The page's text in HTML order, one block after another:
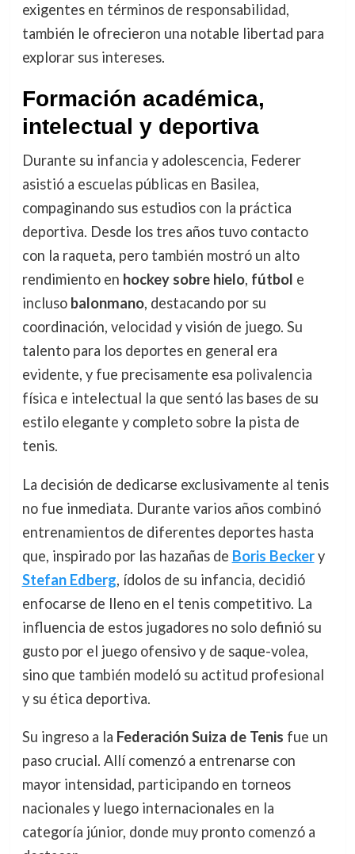
exigentes en términos de responsabilidad,
también le ofrecieron una notable libertad para
explorar sus intereses.
Formación académica,
intelectual y deportiva
Durante su infancia y adolescencia, Federer
asistió a escuelas públicas en Basilea,
compaginando sus estudios con la práctica
deportiva. Desde los tres años tuvo contacto
con la raqueta, pero también mostró un alto
rendimiento en hockey sobre hielo, fútbol e
incluso balonmano, destacando por su
coordinación, velocidad y visión de juego. Su
talento para los deportes en general era
evidente, y fue precisamente esa polivalencia
física e intelectual la que sentó las bases de su
estilo elegante y completo sobre la pista de
tenis.
La decisión de dedicarse exclusivamente al tenis
no fue inmediata. Durante varios años combinó
entrenamientos de diferentes deportes hasta
que, inspirado por las hazañas de Boris Beckery
Stefan Edberg, ídolos de su infancia, decidió
enfocarse de lleno en el tenis competitivo. La
influencia de estos jugadores no solo definió su
gusto por el juego ofensivo y de saque-volea,
sino que también modeló su actitud profesional
y su ética deportiva.
Su ingreso a la Federación Suiza de Tenis fue un
paso crucial. Allí comenzó a entrenarse con
mayor intensidad, participando en torneos
nacionales y luego internacionales en la
categoría júnior, donde muy pronto comenzó a